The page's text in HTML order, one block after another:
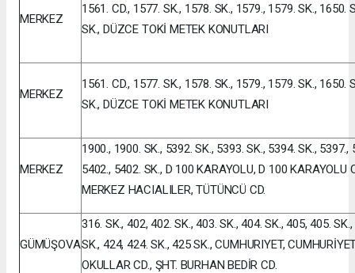
MERKEZ
1561. CD., 1577. SK., 1578. SK., 1579., 1579. SK., 1650.
SK., DÜZCE TOKİ METEK KONUTLARI
MERKEZ
1561. CD., 1577. SK., 1578. SK., 1579., 1579. SK., 1650.
SK., DÜZCE TOKİ METEK KONUTLARI
MERKEZ
1900., 1900. SK., 5392. SK., 5393. SK., 5394. SK., 5397.,
5402., 5402. SK., D 100 KARAYOLU, D 100 KARAYOLU
MERKEZ HACIALILER, TÜTÜNCÜ CD.
GÜMÜŞOVA
316. SK., 402, 402. SK., 403. SK., 404. SK., 405, 405.
SK., 424, 424. SK., 425 SK., CUMHURIYET,
OKULLAR CD., ŞHT. BURHAN BEDİR CD.